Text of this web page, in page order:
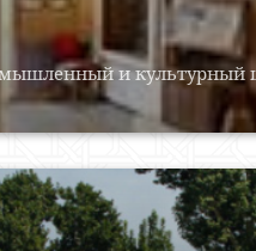
и культурный